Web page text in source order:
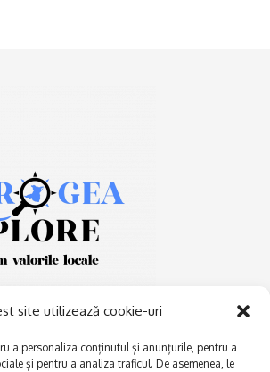
site utilizează cookie-uri
a personaliza conținutul și anunțurile, pentru a
și pentru a analiza traficul. De asemenea, le